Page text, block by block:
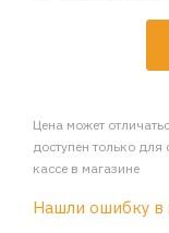
Цена может
доступен только
кассе в магазине
Нашли ошибку в